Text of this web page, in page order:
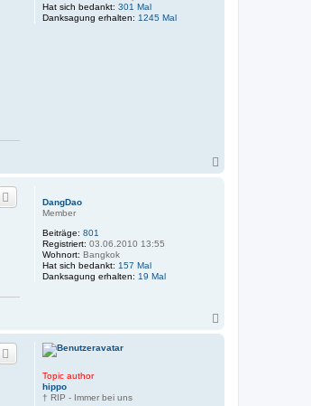
Hat sich bedankt: 301 Mal
Danksagung erhalten: 1245 Mal
DangDao
Member
Beiträge: 801
Registriert: 03.06.2010 13:55
Wohnort: Bangkok
Hat sich bedankt: 157 Mal
Danksagung erhalten: 19 Mal
Topic author
hippo
† RIP - Immer bei uns